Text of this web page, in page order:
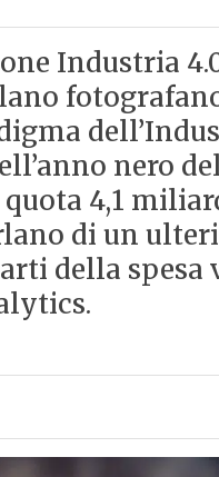
Industria
nero
4,1
di un
della spesa